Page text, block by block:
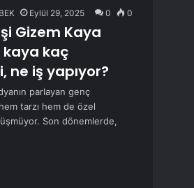
Eylül 29, 2025 0 0
Gizem Kaya
kaya kaç
ne iş yapıyor?
parlayan genç
tarzı hem de özel
Son dönemlerde,